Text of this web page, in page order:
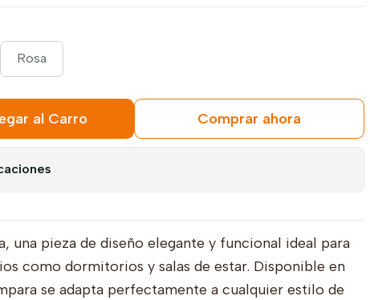
Rosa
al Carro Comprar ahora
una pieza de diseño elegante y funcional ideal para
como dormitorios y salas de estar. Disponible en
se adapta perfectamente a cualquier estilo de